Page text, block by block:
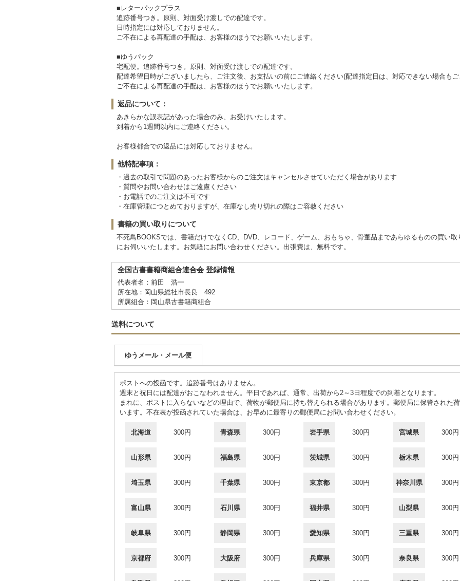
■レターパックプラス
追跡番号つき。原則、対面受け渡しでの配達です。
日時指定には対応しておりません。
ご不在による再配達の手配は、お客様のほうでお願いいたします。
■ゆうパック
宅配便。追跡番号つき。原則、対面受け渡しでの配達です。
配達希望日時がございましたら、ご注文後、お支払いの前にご連絡ください(配達指定日は、対応できない場合もご
ご不在による再配達の手配は、お客様のほうでお願いいたします。
返品について：
あきらかな誤表記があった場合のみ、お受けいたします。
到着から1週間以内にご連絡ください。
お客様都合での返品には対応しておりません。
他特記事項：
・過去の取引で問題のあったお客様からのご注文はキャンセルさせていただく場合があります
・質問やお問い合わせはご遠慮ください
・お電話でのご注文は不可です
・在庫管理につとめておりますが、在庫なし売り切れの際はご容赦ください
書籍の買い取りについて
不死鳥BOOKSでは、書籍だけでなくCD、DVD、レコード、ゲーム、おもちゃ、骨董品まであらゆるものの買い
にお伺いいたします。お気軽にお問い合わせください。出張費は、無料です。
全国古書書籍商組合連合会 登録情報
代表者名：前田 浩一
所在地：岡山県総社市長良 492
所属組合：岡山県古書籍商組合
送料について
ゆうメール・メール便
ポストへの投函です。追跡番号はありません。
週末と祝日には配達がおこなわれません。平日であれば、通常、出荷から2～3日程度での到着となります。
まれに、ポストに入らないなどの理由で、荷物が郵便局に持ち替えられる場合があります。郵便局に保管された
います。不在表が投函されていた場合は、お早めに最寄りの郵便局にお問い合わせください。
北海道 300円 青森県 300円 岩手県 300円 宮城県 300円
山形県 300円 福島県 300円 茨城県 300円 栃木県 300円
埼玉県 300円 千葉県 300円 東京都 300円 神奈川県 300円
富山県 300円 石川県 300円 福井県 300円 山梨県 300円
岐阜県 300円 静岡県 300円 愛知県 300円 三重県 300円
京都府 300円 大阪府 300円 兵庫県 300円 奈良県 300円